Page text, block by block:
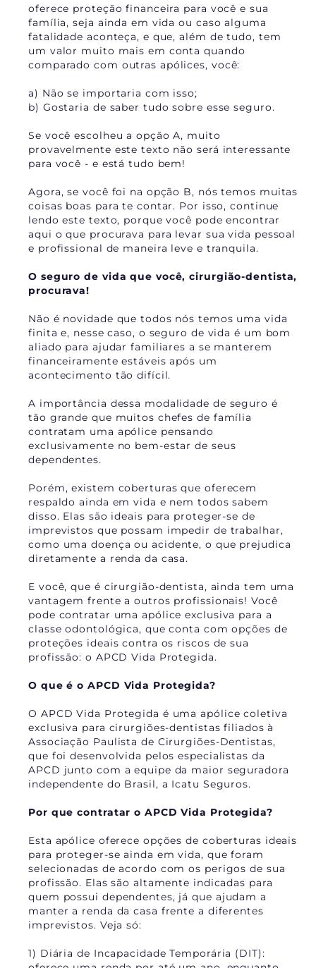
oferece proteção financeira para você e sua
família, seja ainda em vida ou caso alguma
fatalidade aconteça, e que, além de tudo, tem
um valor muito mais em conta quando
comparado com outras apólices, você:
a) Não se importaria com isso;
b) Gostaria de saber tudo sobre esse seguro.
Se você escolheu a opção A, muito
provavelmente este texto não será interessante
para você - e está tudo bem!
Agora, se você foi na opção B, nós temos muitas
coisas boas para te contar. Por isso, continue
lendo este texto, porque você pode encontrar
aqui o que procurava para levar sua vida pessoal
e profissional de maneira leve e tranquila.
O seguro de vida que você, cirurgião-dentista,
procurava!
Não é novidade que todos nós temos uma vida
finita e, nesse caso, o seguro de vida é um bom
aliado para ajudar familiares a se manterem
financeiramente estáveis após um
acontecimento tão difícil.
A importância dessa modalidade de seguro é
tão grande que muitos chefes de família
contratam uma apólice pensando
exclusivamente no bem-estar de seus
dependentes.
Porém, existem coberturas que oferecem
respaldo ainda em vida e nem todos sabem
disso. Elas são ideais para proteger-se de
imprevistos que possam impedir de trabalhar,
como uma doença ou acidente, o que prejudica
diretamente a renda da casa.
E você, que é cirurgião-dentista, ainda tem uma
vantagem frente a outros profissionais! Você
pode contratar uma apólice exclusiva para a
classe odontológica, que conta com opções de
proteções ideais contra os riscos de sua
profissão: o APCD Vida Protegida.
O que é o APCD Vida Protegida?
O APCD Vida Protegida é uma apólice coletiva
exclusiva para cirurgiões-dentistas filiados à
Associação Paulista de Cirurgiões-Dentistas,
que foi desenvolvida pelos especialistas da
APCD junto com a equipe da maior seguradora
independente do Brasil, a Icatu Seguros.
Por que contratar o APCD Vida Protegida?
Esta apólice oferece opções de coberturas ideais
para proteger-se ainda em vida, que foram
selecionadas de acordo com os perigos de sua
profissão. Elas são altamente indicadas para
quem possui dependentes, já que ajudam a
manter a renda da casa frente a diferentes
imprevistos. Veja só:
1) Diária de Incapacidade Temporária (DIT):